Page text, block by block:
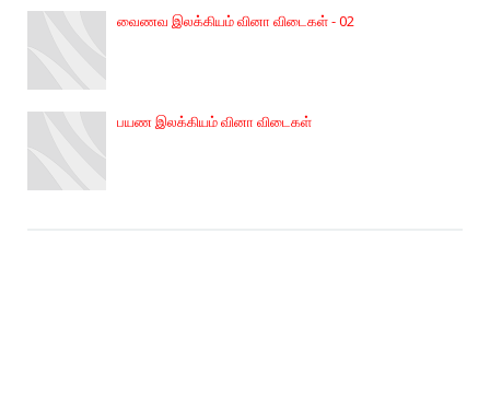
வைணவ இலக்கியம் வினா விடைகள் - 02
பயண இலக்கியம் வினா விடைகள்